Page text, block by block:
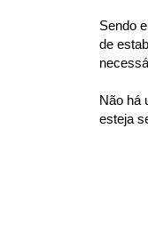
Sendo
de
Não há
esteja